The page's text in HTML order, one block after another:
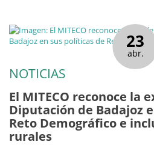
23
abr.
NOTICIAS
El MITECO reconoce la
Diputación de Badajoz
Reto Demográfico e
rurales